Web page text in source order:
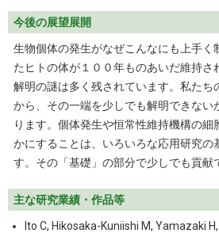
今後の展望展開
生物個体の発生がなぜこんなにも上手く
たヒトの体が１００年ものあいだ維持さ
解明の謎は多く残されています。私たち
から、その一端を少しでも解明できない
ります。個体発生や恒常性維持機構の細
かにすることは、いろいろな応用研究の
す。その「基礎」の部分で少しでも貢献
主な研究業績・作品等
Ito C, Hikosaka-Kuniishi M, Yamazaki